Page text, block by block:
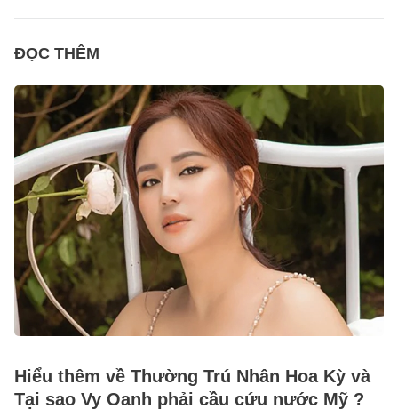
ĐỌC THÊM
Hiểu thêm về Thường Trú Nhân Hoa Kỳ và
Tại sao Vy Oanh phải cầu cứu nước Mỹ ?